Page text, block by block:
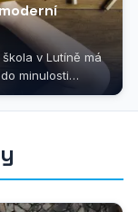
v Lutíně má
minulosti